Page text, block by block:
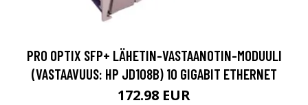
PRO OPTIX SFP+ LÄHETIN-VASTAANOTIN-MODUULI
(VASTAAVUUS: HP JD108B) 10 GIGABIT ETHERNET
172.98 EUR